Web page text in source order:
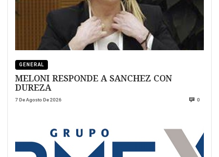
GENERAL
MELONI RESPONDE A SANCHEZ CON
DUREZA
7 De Agosto De 2026 0